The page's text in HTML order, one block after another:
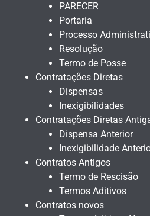
PARECER
Portaria
Processo
Resolução
Termo de Posse
Contratações Diretas
Dispensas
Inexigibilidades
Contratações Diretas
Dispensa Anterior
Inexigibilidade
Contratos Antigos
Termo de Rescisão
Termos Aditivos
Contratos novos